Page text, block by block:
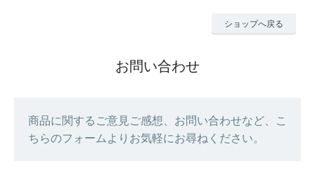
ショップへ戻る
お問い合わせ
商品に関するご意見ご感想、お問い合わせなど、こ
ちらのフォームよりお気軽にお尋ねください。